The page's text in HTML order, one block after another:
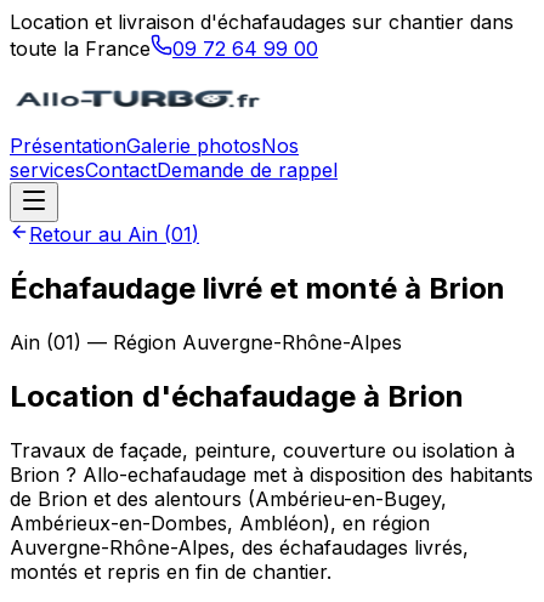
Location et livraison d'échafaudages sur chantier dans
toute la France
09 72 64 99 00
PrésentationGalerie photosNos
servicesContactDemande de rappel
Retour au Ain (01)
Échafaudage livré et monté à Brion
Ain (01) — Région Auvergne-Rhône-Alpes
Location d'échafaudage à Brion
Travaux de façade, peinture, couverture ou isolation à
Brion ? Allo-echafaudage met à disposition des habitants
de Brion et des alentours (Ambérieu-en-Bugey,
Ambérieux-en-Dombes, Ambléon), en région
Auvergne-Rhône-Alpes, des échafaudages livrés,
montés et repris en fin de chantier.